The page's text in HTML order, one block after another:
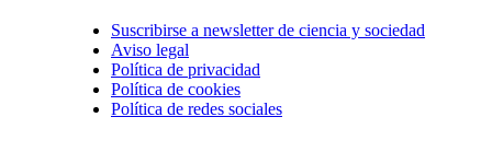
Suscribirse a newsletter de ciencia y sociedad
Aviso legal
Política de privacidad
Política de cookies
Política de redes sociales